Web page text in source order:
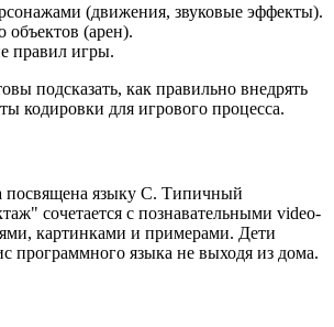
(движения, звуковые эффекты).
объектов (арен).
правил игры.
подсказать, как правильно внедрять
кодировки для игрового процесса.
посвящена языку C. Типичный
сочетается с познавательными video-
картинками и примерами. Дети
программного языка не выходя из дома.